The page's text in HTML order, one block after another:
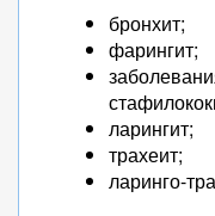
бронхит;
фарингит;
ларингит;
трахеит;
ларинго-